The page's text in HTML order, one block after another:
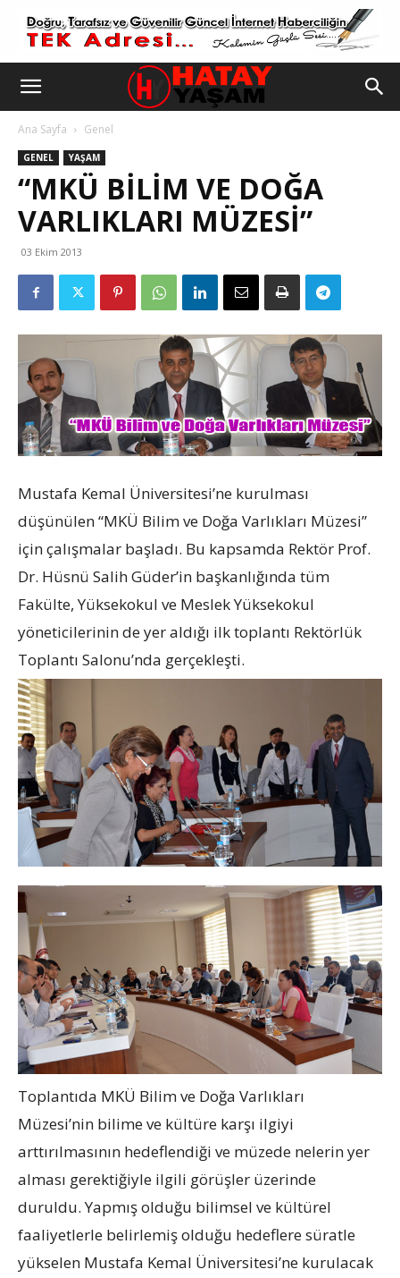
Ana Sayfa Genel
GENEL YAŞAM
“MKÜ BILIM VE DOĞA
VARLIKLARI MÜZESI”
03 Ekim 2013
Mustafa Kemal Üniversitesi’ne kurulması
düşünülen “MKÜ Bilim ve Doğa Varlıkları Müzesi”
için çalışmalar başladı. Bu kapsamda Rektör Prof.
Dr. Hüsnü Salih Güder’in başkanlığında tüm
Fakülte, Yüksekokul ve Meslek Yüksekokul
yöneticilerinin de yer aldığı ilk toplantı Rektörlük
Toplantı Salonu’nda gerçekleşti.
Toplantıda MKÜ Bilim ve Doğa Varlıkları
Müzesi’nin bilime ve kültüre karşı ilgiyi
arttırılmasının hedeflendiği ve müzede nelerin yer
alması gerektiğiyle ilgili görüşler üzerinde
duruldu. Yapmış olduğu bilimsel ve kültürel
faaliyetlerle belirlemiş olduğu hedeflere süratle
yükselen Mustafa Kemal Üniversitesi’ne kurulacak